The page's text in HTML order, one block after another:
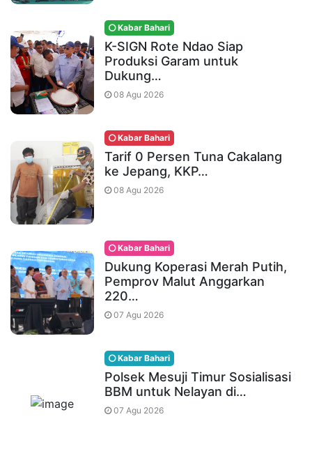
Kabar Bahari
K-SIGN Rote Ndao Siap
Produksi Garam untuk
Dukung…
08 Agu 2026
Kabar Bahari
Tarif 0 Persen Tuna Cakalang
ke Jepang, KKP…
08 Agu 2026
Kabar Bahari
Dukung Koperasi Merah Putih,
Pemprov Malut Anggarkan
220…
07 Agu 2026
Kabar Bahari
Polsek Mesuji Timur Sosialisasi
BBM untuk Nelayan di…
07 Agu 2026